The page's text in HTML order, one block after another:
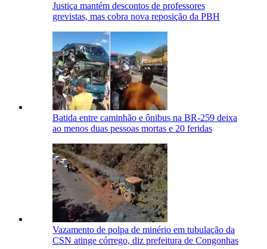
Justiça mantém descontos de professores
grevistas, mas cobra nova reposição da PBH
Batida entre caminhão e ônibus na BR-259 deixa
ao menos duas pessoas mortas e 20 feridas
Vazamento de polpa de minério em tubulação da
CSN atinge córrego, diz prefeitura de Congonhas